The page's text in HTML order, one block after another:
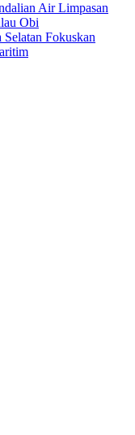
Air Limpasan
Obi
Fokuskan